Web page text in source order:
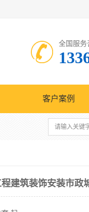
全国服务
客户案例
建筑装饰安装市政